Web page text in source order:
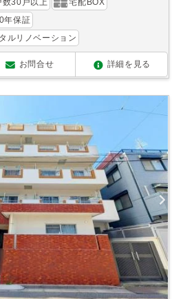
数30戸以上
宅配BOX
年保証
ルリノベーション
お問合せ 詳細を見る